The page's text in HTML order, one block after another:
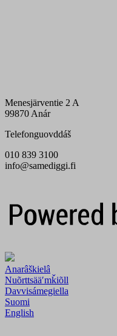
Menesjärventie 2 A
99870 Anár
Telefonguovddáš
010 839 3100
info@samediggi.fi
Anarâškielâ
Nuõrttsääʹmǩiõll
Davvisámegiella
Suomi
English